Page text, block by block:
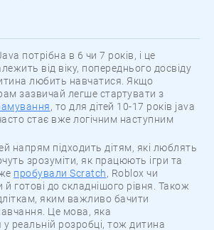
потрібна в 6 чи 7 років, і це
від віку, попереднього досвіду
любить навчатися. Якщо
зазвичай легше стартувати з
, то для дітей 10-17 років java
стає вже логічним наступним
напрям підходить дітям, які люблять
зрозуміти, як працюють ігри та
пробували Scratch, Roblox чи
готові до складнішого рівня. Також
яким важливо бачити
Це мова, яка
реальній розробці, тож дитина